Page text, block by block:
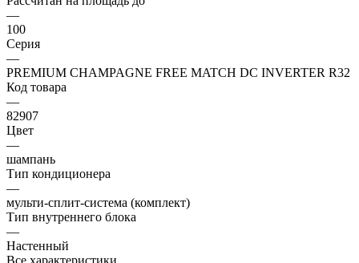
—
100
Серия
—
PREMIUM CHAMPAGNE FREE MATCH DC INVERTER R32
Код товара
—
82907
Цвет
—
шампань
Тип кондиционера
—
мульти-сплит-система (комплект)
Тип внутреннего блока
—
Настенный
Все характеристики